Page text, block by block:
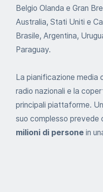
Belgio Olanda e Gran
Australia, Stati Uniti e
Brasile, Argentina,
Paraguay.
La pianificazione media
radio nazionali e la
principali piattaforme.
suo complesso prevede
milioni di personein